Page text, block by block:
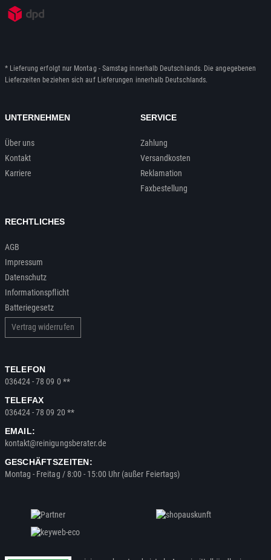
* Lieferung erfolgt nur Montag - Samstag innerhalb Deutschlands. Die angegebenen
Lieferzeiten beziehen sich auf Lieferungen innerhalb Deutschlands.
UNTERNEHMEN
Über uns
Kontakt
Karriere
SERVICE
Zahlung
Versandkosten
Reklamation
Faxbestellung
RECHTLICHES
AGB
Impressum
Datenschutz
Informationspflicht
Batteriegesetz
Vertrag widerrufen
TELEFON
036424 - 78 09 0 **
TELEFAX
036424 - 78 09 20 **
EMAIL:
kontakt@reinigungsberater.de
GESCHÄFTSZEITEN:
Montag - Freitag / 8:00 - 15:00 Uhr (außer Feiertags)